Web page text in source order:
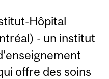
Hôpital
- un institut
offre des soins